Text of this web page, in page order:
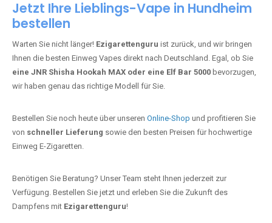
Jetzt Ihre Lieblings-Vape in Hundheim
bestellen
Warten Sie nicht länger! Ezigarettenguru ist zurück, und wir bringen
Ihnen die besten Einweg Vapes direkt nach Deutschland. Egal, ob Sie
eine JNR Shisha Hookah MAX oder eine Elf Bar 5000 bevorzugen,
wir haben genau das richtige Modell für Sie.
Bestellen Sie noch heute über unseren Online-Shop und profitieren Sie
von schneller Lieferung sowie den besten Preisen für hochwertige
Einweg E-Zigaretten.
Benötigen Sie Beratung? Unser Team steht Ihnen jederzeit zur
Verfügung. Bestellen Sie jetzt und erleben Sie die Zukunft des
Dampfens mit Ezigarettenguru!